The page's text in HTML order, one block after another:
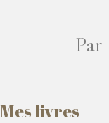
Mes livres